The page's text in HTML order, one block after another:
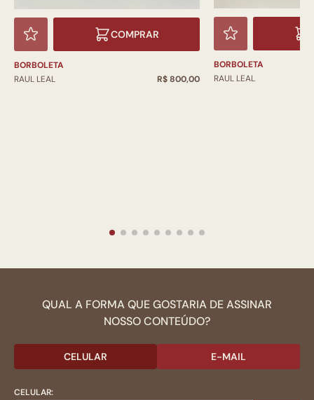
COMPRAR
BORBOLETA
RAUL LEAL
R$ 800,00
BORBOLETA
RAUL LEAL
QUAL A FORMA QUE GOSTARIA DE ASSINAR
NOSSO CONTEÚDO?
CELULAR E-MAIL
CELULAR: